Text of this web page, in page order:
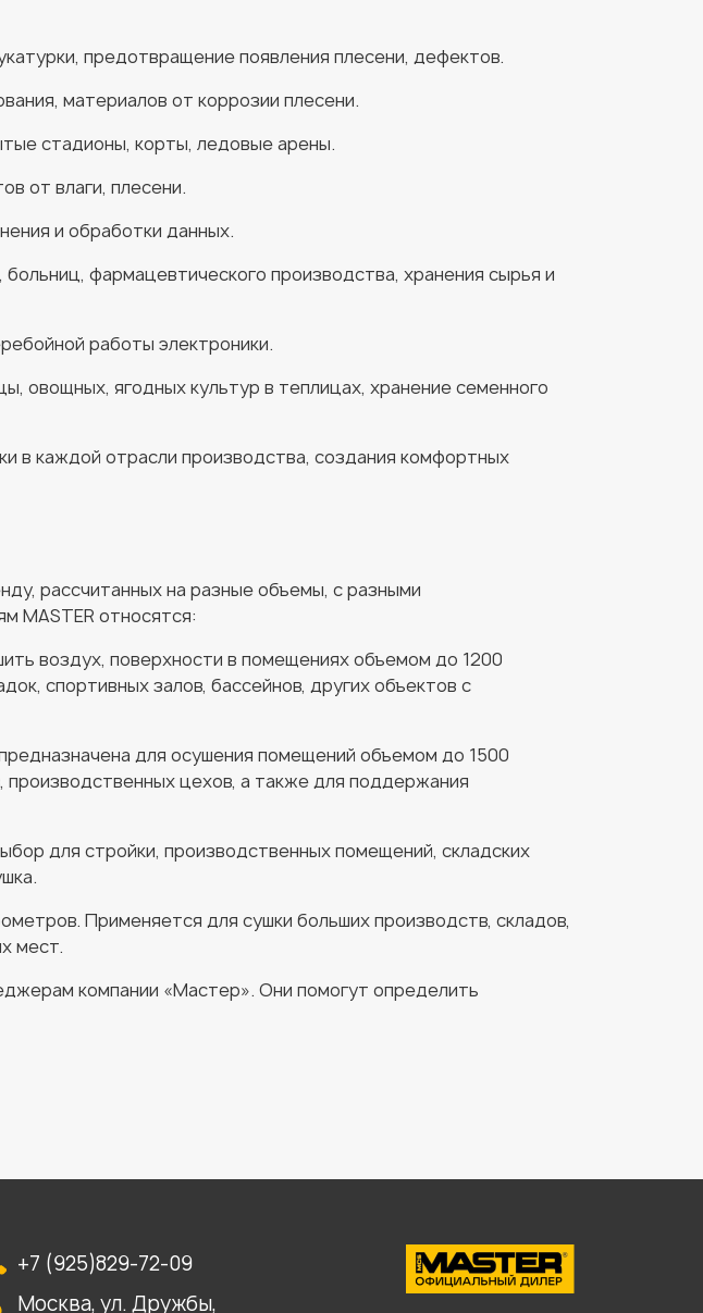
предотвращение появления плесени, дефектов.
материалов от коррозии плесени.
стадионы, корты, ледовые арены.
от влаги, плесени.
и обработки данных.
фармацевтического производства, хранения сырья и
работы электроники.
овощных, ягодных культур в теплицах, хранение семенного
в каждой отрасли производства, создания комфортных
рассчитанных на разные объемы, с разными
MASTER относятся:
воздух, поверхности в помещениях объемом до 1200
спортивных залов, бассейнов, других объектов с
для осушения помещений объемом до 1500
цехов, а также для поддержания
для стройки, производственных помещений, складских
Применяется для сушки больших производств, складов,
мест.
компании «Мастер». Они помогут определить
+7 (925)829-72-09
Москва, ул. Дружбы,